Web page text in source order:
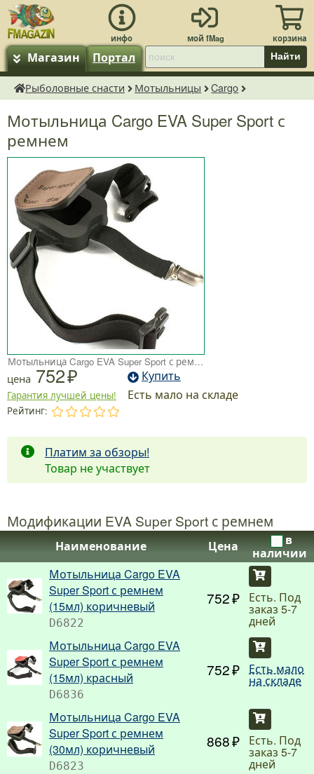
Магазин Портал Найти
fMagazin.ru
Рыболовные снасти Мотыльницы Cargo
Мотыльница Cargo EVA Super Sport с
ремнем
Мотыльница Cargo EVA Super Sport с ремнем (15мл) коричневый
цена 752
Гарантия лучшей цены!
Купить
Есть мало на складе
Рейтинг:
Платим за обзоры!
Товар не участвует
Модификации EVA Super Sport с ремнем
Наименование Цена
в
наличии
Мотыльница Cargo EVA
Super Sport с ремнем
(15мл) коричневый
D6822
752 Есть. Под
заказ 5-7
дней
Мотыльница Cargo EVA
Super Sport с ремнем
(15мл) красный
D6836
752 Есть мало
на складе
Мотыльница Cargo EVA
Super Sport с ремнем
(30мл) коричневый
D6823
868 Есть. Под
заказ 5-7
дней